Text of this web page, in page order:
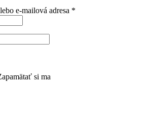
e-mailová adresa *
si ma